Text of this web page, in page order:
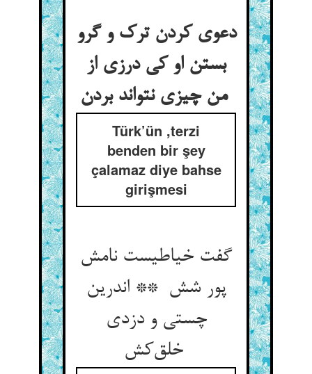
دعوی کردن ترک و گرو
بستن او کی درزی از
من چیزی نتواند بردن
Türk’ün ,terzi
benden bir şey
çalamaz diye bahse
girişmesi
گفت خیاطیست نامش
پور شش ** اندرین
چستی و دزدی
خلق‌کش